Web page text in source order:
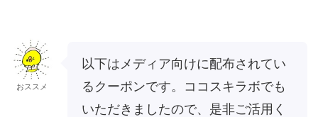
おススメ
以下はメディア向けに配布されてい
るクーポンです。ココスキラボでも
いただきましたので、是非ご活用く